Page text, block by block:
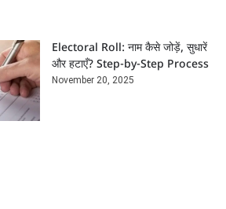
Electoral Roll: नाम कैसे जोड़ें, सुधारें
और हटाएँ? Step-by-Step Process
November 20, 2025